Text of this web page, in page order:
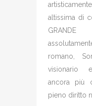
altissima di
romano,
visionario
ancora più
pieno diritto